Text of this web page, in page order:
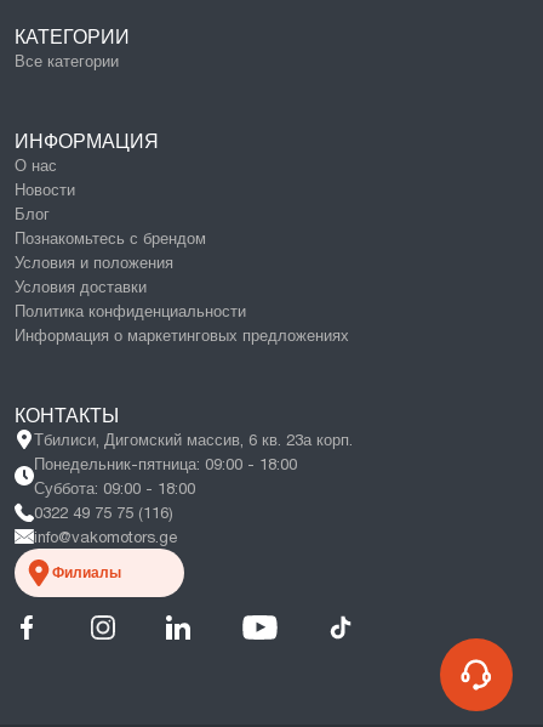
КАТЕГОРИИ
Все категории
ИНФОРМАЦИЯ
О нас
Новости
Блог
Познакомьтесь с брендом
Условия и положения
Условия доставки
Политика конфиденциальности
Информация о маркетинговых предложениях
КОНТАКТЫ
Тбилиси, Дигомский массив, 6 кв. 23а корп.
Понедельник-пятница: 09:00 - 18:00
Суббота: 09:00 - 18:00
0322 49 75 75 (116)
info@vakomotors.ge
Филиалы